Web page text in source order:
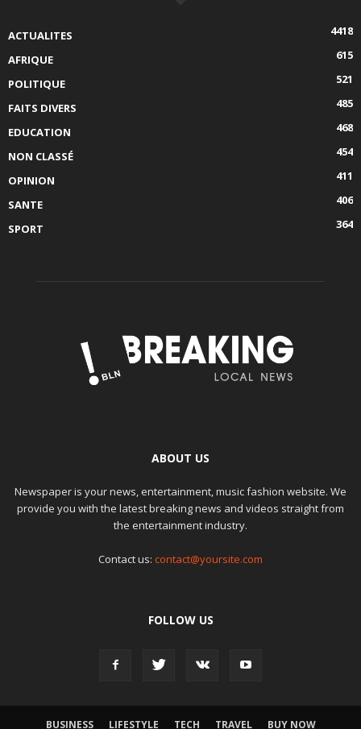
ACTUALITES
4418
AFRIQUE
615
POLITIQUE
521
FAITS DIVERS
485
EDUCATION
468
NON CLASSÉ
454
OPINION
411
SANTE
406
SPORT
364
ABOUT US
Newspaper is your news, entertainment, music fashion website. We
provide you with the latest breaking news and videos straight from
the entertainment industry.
Contact us: contact@yoursite.com
FOLLOW US
BUSINESS LIFESTYLE TECH TRAVEL BUY NOW